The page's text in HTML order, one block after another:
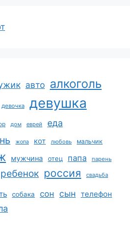
авто алкоголь
девочка девушка
дом еврей еда
жопа кот любовь мальчик
мужчина отец папа парень
ребенок россия свадьба
собака сон сын телефон